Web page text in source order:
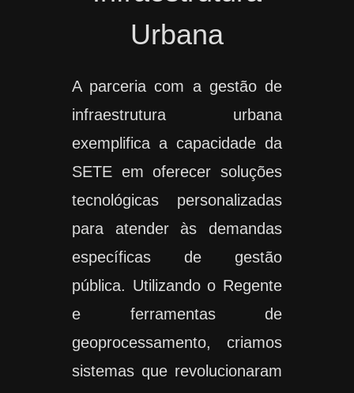
Urbana
A parceria com a gestão de
infraestrutura urbana
exemplifica a capacidade da
SETE em oferecer soluções
tecnológicas personalizadas
para atender às demandas
específicas de gestão
pública. Utilizando o Regente
e ferramentas de
geoprocessamento, criamos
sistemas que revolucionaram